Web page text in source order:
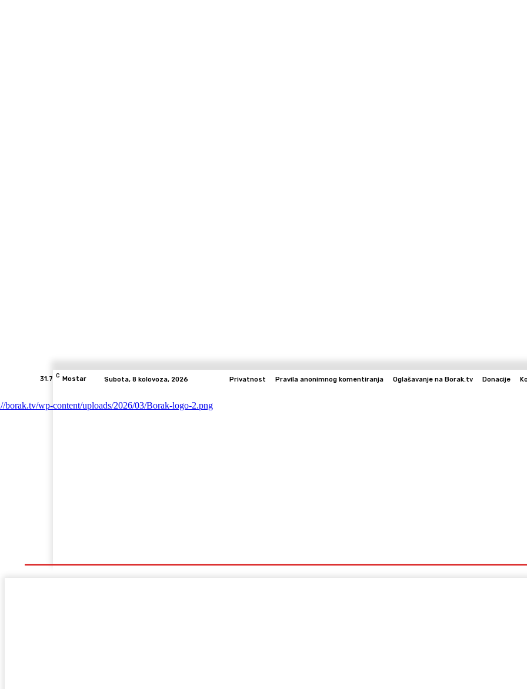
31.7 C Mostar Subota, 8 kolovoza, 2026 Privatnost Pravila anonimnog komentiranja Oglašavanje na Borak.tv Donacije